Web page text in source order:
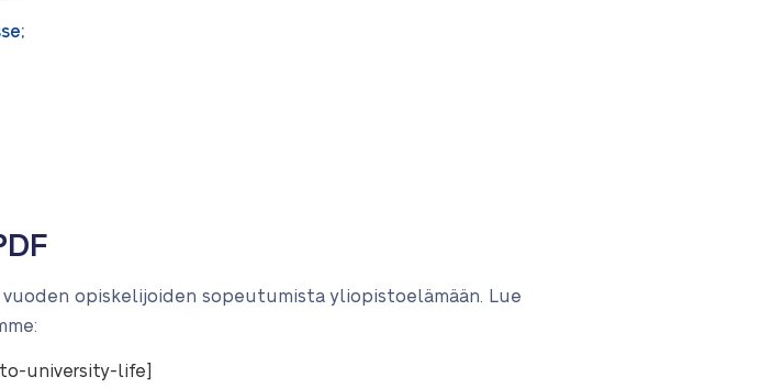
opiskelijoiden sopeutumista yliopistoelämään. Lue
university-life]